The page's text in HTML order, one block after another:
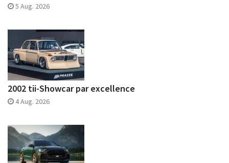
5 Aug. 2026
2002 tii-Showcar par excellence
4 Aug. 2026